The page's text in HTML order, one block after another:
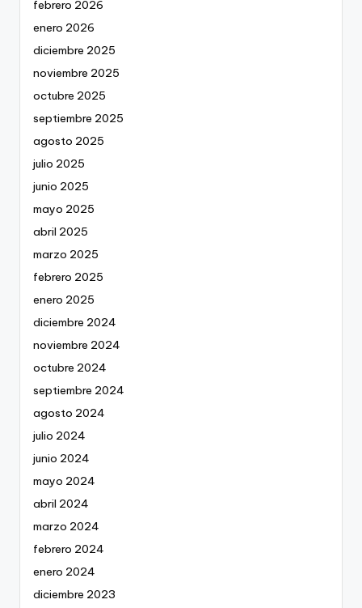
febrero 2026
enero 2026
diciembre 2025
noviembre 2025
octubre 2025
septiembre 2025
agosto 2025
julio 2025
junio 2025
mayo 2025
abril 2025
marzo 2025
febrero 2025
enero 2025
diciembre 2024
noviembre 2024
octubre 2024
septiembre 2024
agosto 2024
julio 2024
junio 2024
mayo 2024
abril 2024
marzo 2024
febrero 2024
enero 2024
diciembre 2023